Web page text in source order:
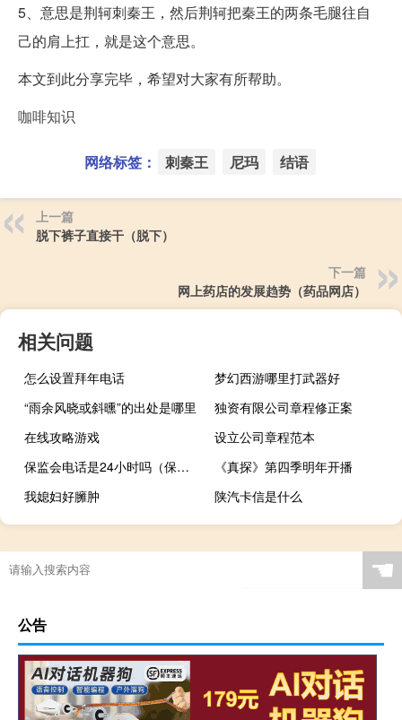
5、意思是荆轲刺秦王，然后荆轲把秦王的两条毛腿往自
己的肩上扛，就是这个意思。
本文到此分享完毕，希望对大家有所帮助。
咖啡知识
网络标签： 刺秦王 尼玛 结语
上一篇
脱下裤子直接干（脱下）
下一篇
网上药店的发展趋势（药品网店）
相关问题
怎么设置拜年电话
梦幻西游哪里打武器好
“雨余风晓或斜曛”的出处是哪里
独资有限公司章程修正案
在线攻略游戏
设立公司章程范本
保监会电话是24小时吗（保监会电话）
《真探》第四季明年开播
我媳妇好臃肿
陕汽卡信是什么
☚
公告